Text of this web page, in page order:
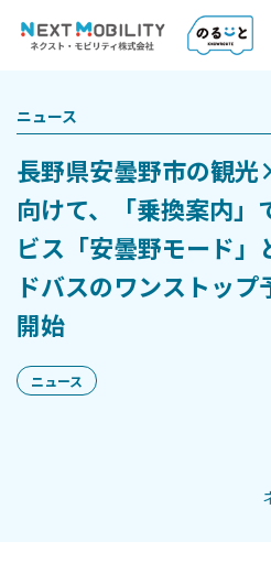
ニュース
⻑野県安曇野市の観
向けて、「乗換案内」
ビス「安曇野モード」
ドバスのワンストッ
開始
ニュース